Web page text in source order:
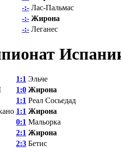
-:- Лас-Пальмас
-:- Жирона
-:- Леганес
1:1 Эльче
1:0 Жирона
1:1 Реал Сосьедад
1:1 Жирона
0:1 Мальорка
2:1 Жирона
2:3 Бетис